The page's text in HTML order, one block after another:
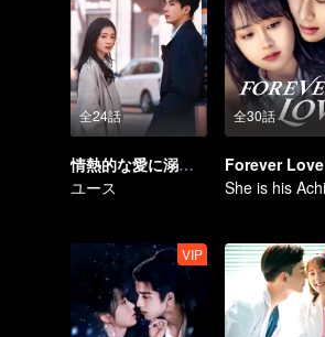
全24話
情熱的な愛に溺れる
ユース
全30話
Forever Love
VIP